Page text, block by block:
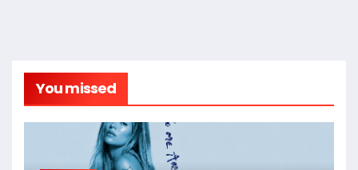
You missed